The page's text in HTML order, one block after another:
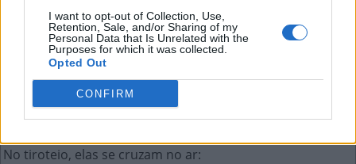
I want to opt-out of Collection, Use,
Retention, Sale, and/or Sharing of my
Personal Data that Is Unrelated with the
Purposes for which it was collected.
Opted Out
CONFIRM
Aquilo que tem serventia:
T I
L
__ Stresser, a Bebel de A Grande Família
G
U T
A
No tiroteio, elas se cruzam no ar: